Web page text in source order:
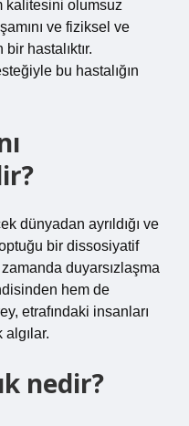
kalitesini olumsuz
ve fiziksel ve
hastalıktır.
bu hastalığın
dünyadan ayrıldığı ve
bir dissosiyatif
duyarsızlaşma
hem de
etrafındaki insanları
algılar.
nedir?